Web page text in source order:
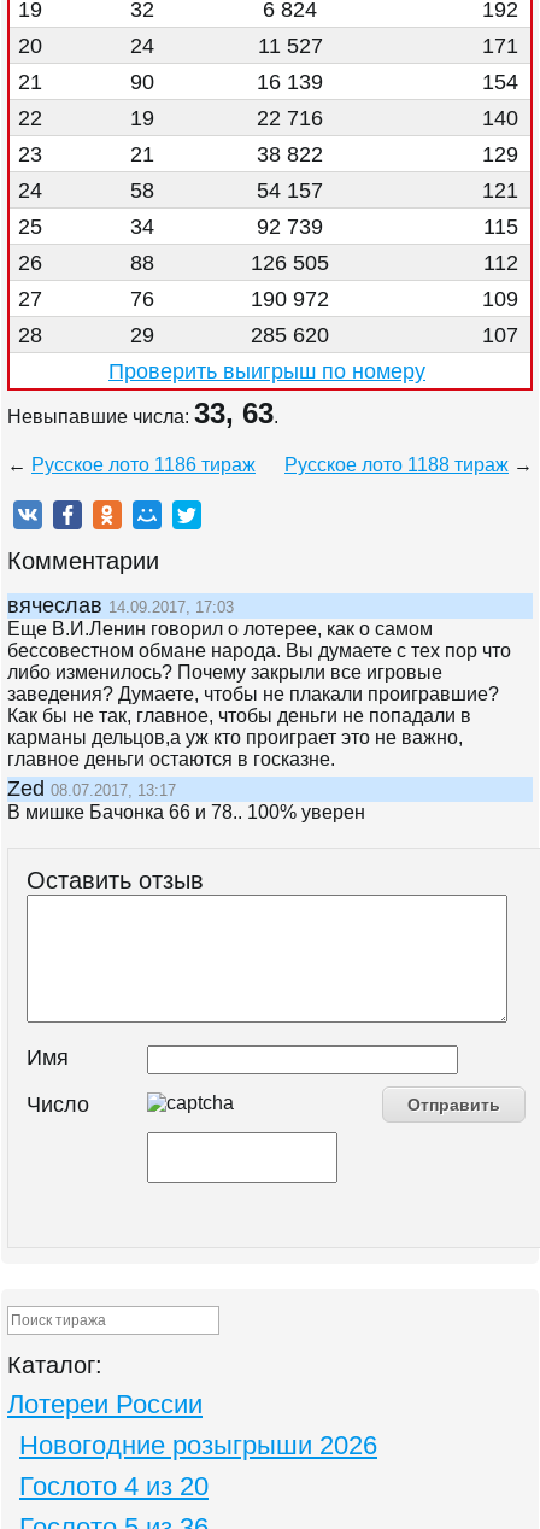
19 32 6 824
192
20
24 11 527
171
21
90 16 139
154
22
19 22 716
140
23
21 38 822
129
24
58 54 157
121
25
34 92 739
115
26
88 126 505
112
27
76 190 972
109
28
29 285 620
107
Проверить выигрыш по номеру
Невыпавшие числа: 33, 63.
← Русское лото 1186 тираж Русское лото 1188 тираж →
Комментарии
вячеслав 14.09.2017, 17:03
Еще В.И.Ленин говорил о лотерее, как о самом
бессовестном обмане народа. Вы думаете с тех пор что
либо изменилось? Почему закрыли все игровые
заведения? Думаете, чтобы не плакали проигравшие?
Как бы не так, главное, чтобы деньги не попадали в
карманы дельцов,а уж кто проиграет это не важно,
главное деньги остаются в госказне.
Zed 08.07.2017, 13:17
В мишке Бачонка 66 и 78.. 100% уверен
Оставить отзыв
Имя
Число
Каталог:
Лотереи России
Новогодние розыгрыши 2026
Гослото 4 из 20